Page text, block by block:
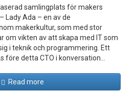
samlingplats för makers
Lady Ada – en av de
makerkultur, som med stor
om vikten av att skapa med IT som
i teknik och programmering. Ett
före detta CTO i konversation…
Read more